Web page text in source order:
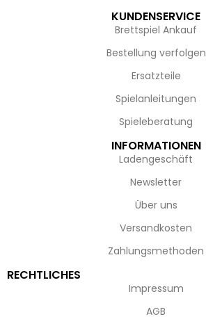
KUNDENSERVICE
Brettspiel Ankauf
Bestellung verfolgen
Ersatzteile
Spielanleitungen
Spieleberatung
INFORMATIONEN
Ladengeschäft
Newsletter
Über uns
Versandkosten
Zahlungsmethoden
RECHTLICHES
Impressum
AGB